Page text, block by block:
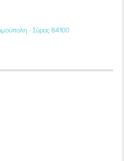
- Σύρος 84100